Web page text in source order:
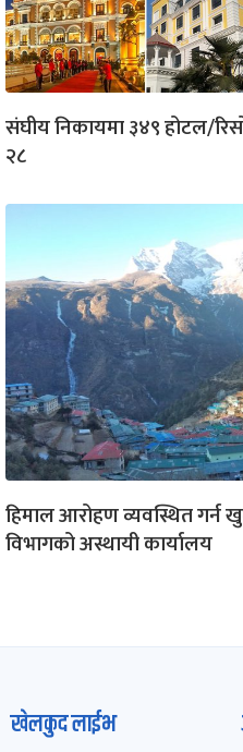
संघीय निकायमा ३४९ होटल/
२८
हिमाल आरोहण व्यवस्थित गर्न
विभागको अस्थायी कार्यालय
खेलकुद लाईभ